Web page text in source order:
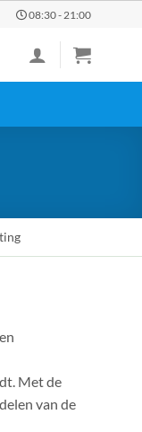
08:30 - 21:00
Met de
van de